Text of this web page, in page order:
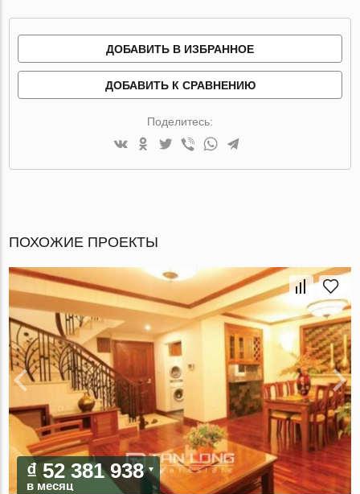
ДОБАВИТЬ В ИЗБРАННОЕ
ДОБАВИТЬ К СРАВНЕНИЮ
Поделитесь:
ПОХОЖИЕ ПРОЕКТЫ
₫ 52 381 938
в месяц